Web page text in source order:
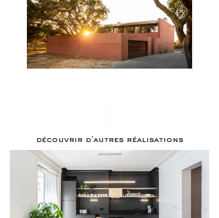
découvrir d'autres réalisations
Rue de dunkerque — Paris IX: Rénovation
d’appartement
Découvrir